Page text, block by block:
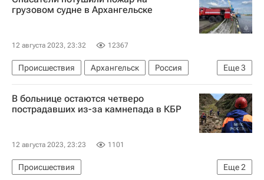
грузовом судне в Архангельске
12 августа 2023, 23:32 12367
Еще3
Происшествия Архангельск
Россия
Архангельская область
МЧС России (Министерство РФ по делам гражданской обороны, чрезвычайным ситуациям и ликвидации последствий стихийных бедствий)
В больнице остаются четверо
пострадавших из-за камнепада в КБР
12 августа 2023, 23:23 1101
Еще2
Происшествия